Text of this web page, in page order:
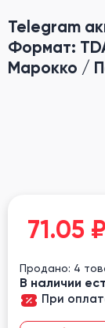
Telegram
Формат:
Марокко /
71.05 ₽
Продано: 4
В наличии
При